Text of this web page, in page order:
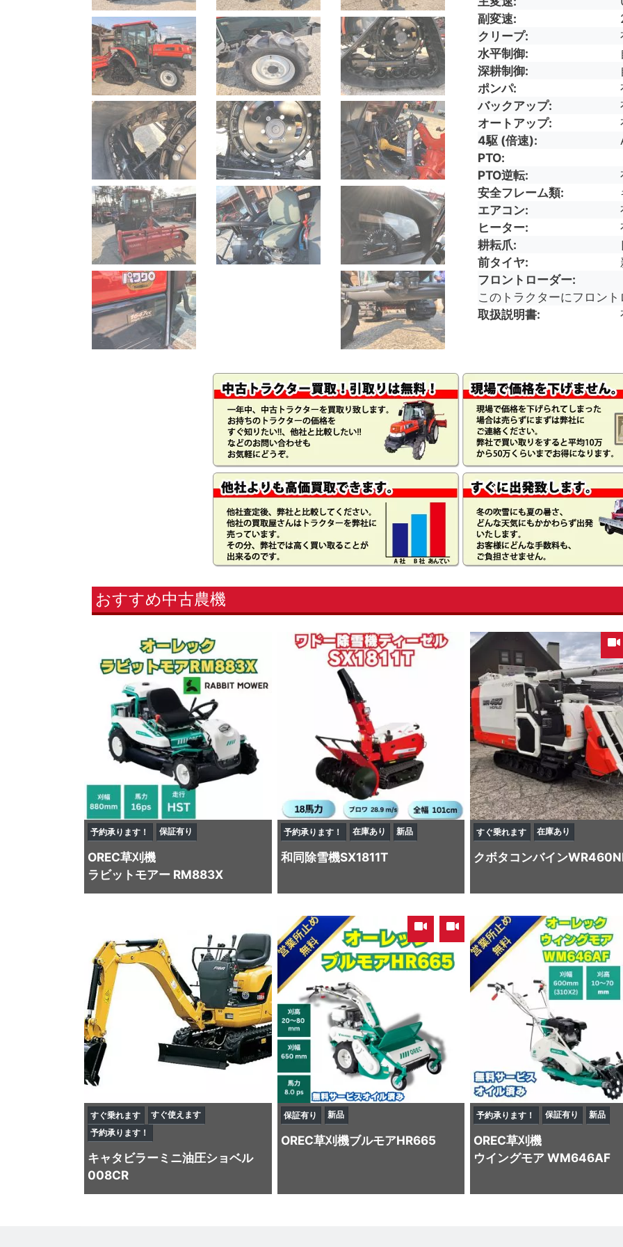
副変速
クリープ
水平制御
深耕制御
ポンパ
バックアップ
オートアップ
4駆 (倍速)
PTO
PTO逆転
安全フレーム類
エアコン
ヒーター
耕耘爪
前タイヤ
フロントローダー
このトラクターにフロン
取扱説明書
おすすめ中古農機
予約承ります！ 保証有り
OREC草刈機
ラビットモアー RM883X
予約承ります！ 在庫あり 新品
和同除雪機SX1811T
すぐ乗れます 在庫あり
クボタコンバイン
すぐ乗れます
すぐ使えます
予約承ります！
キャタビラーミニ油圧ショベル
008CR
保証有り 新品
OREC草刈機ブルモアHR665
予約承ります！ 保証有り 新品
OREC草刈機
ウイングモア WM646AF